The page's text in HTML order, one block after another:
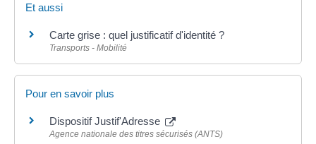
Et aussi
Carte grise : quel justificatif d'identité ?
Transports - Mobilité
Pour en savoir plus
Dispositif Justif'Adresse
Agence nationale des titres sécurisés (ANTS)